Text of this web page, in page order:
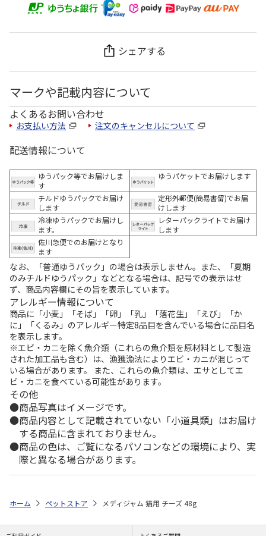
シェアする
マークや記載内容について
よくあるお問い合わせ
お支払い方法 注文のキャンセルについて
配送情報について
ゆうパック等でお届けしま
す
ゆうパケットでお届けします
チルドゆうパックでお届け
します
定形外郵便(簡易書留)でお届
けします
冷凍ゆうパックでお届けし
ます。
レターパックライトでお届け
します
佐川急便でのお届けとなり
ます
なお、「普通ゆうパック」の場合は表示しません。また、「夏期
のみチルドゆうパック」などとなる場合は、記号での表示はせ
ず、商品内容欄にその旨を表示しています。
アレルギー情報について
商品に「小麦」「そば」「卵」「乳」「落花生」「えび」「か
に」「くるみ」のアレルギー特定8品目を含んでいる場合に品目名
を表示します。
※エビ・カニを除く魚介類（これらの魚介類を原材料として製造
された加工品も含む）は、漁獲漁法によりエビ・カニが混じって
いる場合があります。 また、これらの魚介類は、エサとしてエ
ビ・カニを食べている可能性があります。
その他
商品写真はイメージです。
商品内容として記載されていない「小道具類」はお届け
する商品に含まれておりません。
商品の色は、ご覧になるパソコンなどの環境により、実
際と異なる場合があります。
ホーム ペットストア メディジャム 猫用 チーズ 48g